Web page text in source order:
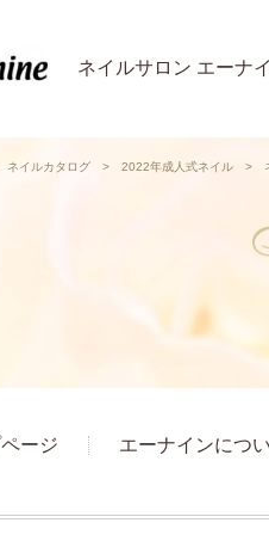
ネイルサロン エーナ
ネイルカタログ > 2022年成人式ネイル >
ージ エーナインにつ